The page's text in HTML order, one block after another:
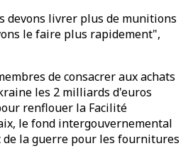
devons livrer plus de munitions
le faire plus rapidement",
de consacrer aux achats
les 2 milliards d'euros
renflouer la Facilité
le fond intergouvernemental
la guerre pour les fournitures